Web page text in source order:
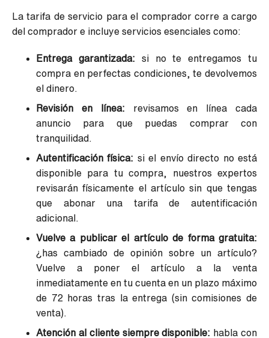
La tarifa de servicio para el comprador corre a cargo
del comprador e incluye servicios esenciales como:
Entrega garantizada: si no te entregamos tu
compra en perfectas condiciones, te devolvemos
el dinero.
Revisión en línea: revisamos en línea cada
anuncio para que puedas comprar con
tranquilidad.
Autentificación física: si el envío directo no está
disponible para tu compra, nuestros expertos
revisarán físicamente el artículo sin que tengas
que abonar una tarifa de autentificación
adicional.
Vuelve a publicar el artículo de forma gratuita:
¿has cambiado de opinión sobre un artículo?
Vuelve a poner el artículo a la venta
inmediatamente en tu cuenta en un plazo máximo
de 72 horas tras la entrega (sin comisiones de
venta).
Atención al cliente siempre disponible: habla con